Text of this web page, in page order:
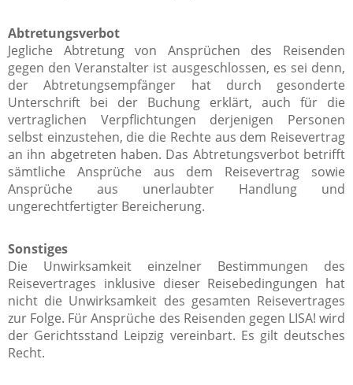
Abtretungsverbot
Jegliche Abtretung von Ansprüchen des Reisenden
gegen den Veranstalter ist ausgeschlossen, es sei denn,
der Abtretungsempfänger hat durch gesonderte
Unterschrift bei der Buchung erklärt, auch für die
vertraglichen Verpflichtungen derjenigen Personen
selbst einzustehen, die die Rechte aus dem Reisevertrag
an ihn abgetreten haben. Das Abtretungsverbot betrifft
sämtliche Ansprüche aus dem Reisevertrag sowie
Ansprüche aus unerlaubter Handlung und
ungerechtfertigter Bereicherung.
Sonstiges
Die Unwirksamkeit einzelner Bestimmungen des
Reisevertrages inklusive dieser Reisebedingungen hat
nicht die Unwirksamkeit des gesamten Reisevertrages
zur Folge. Für Ansprüche des Reisenden gegen LISA! wird
der Gerichtsstand Leipzig vereinbart. Es gilt deutsches
Recht.